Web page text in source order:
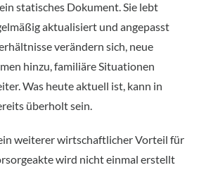
statisches Dokument. Sie lebt
aktualisiert und angepasst
verändern sich, neue
hinzu, familiäre Situationen
Was heute aktuell ist, kann in
überholt sein.
weiterer wirtschaftlicher Vorteil für
wird nicht einmal erstellt